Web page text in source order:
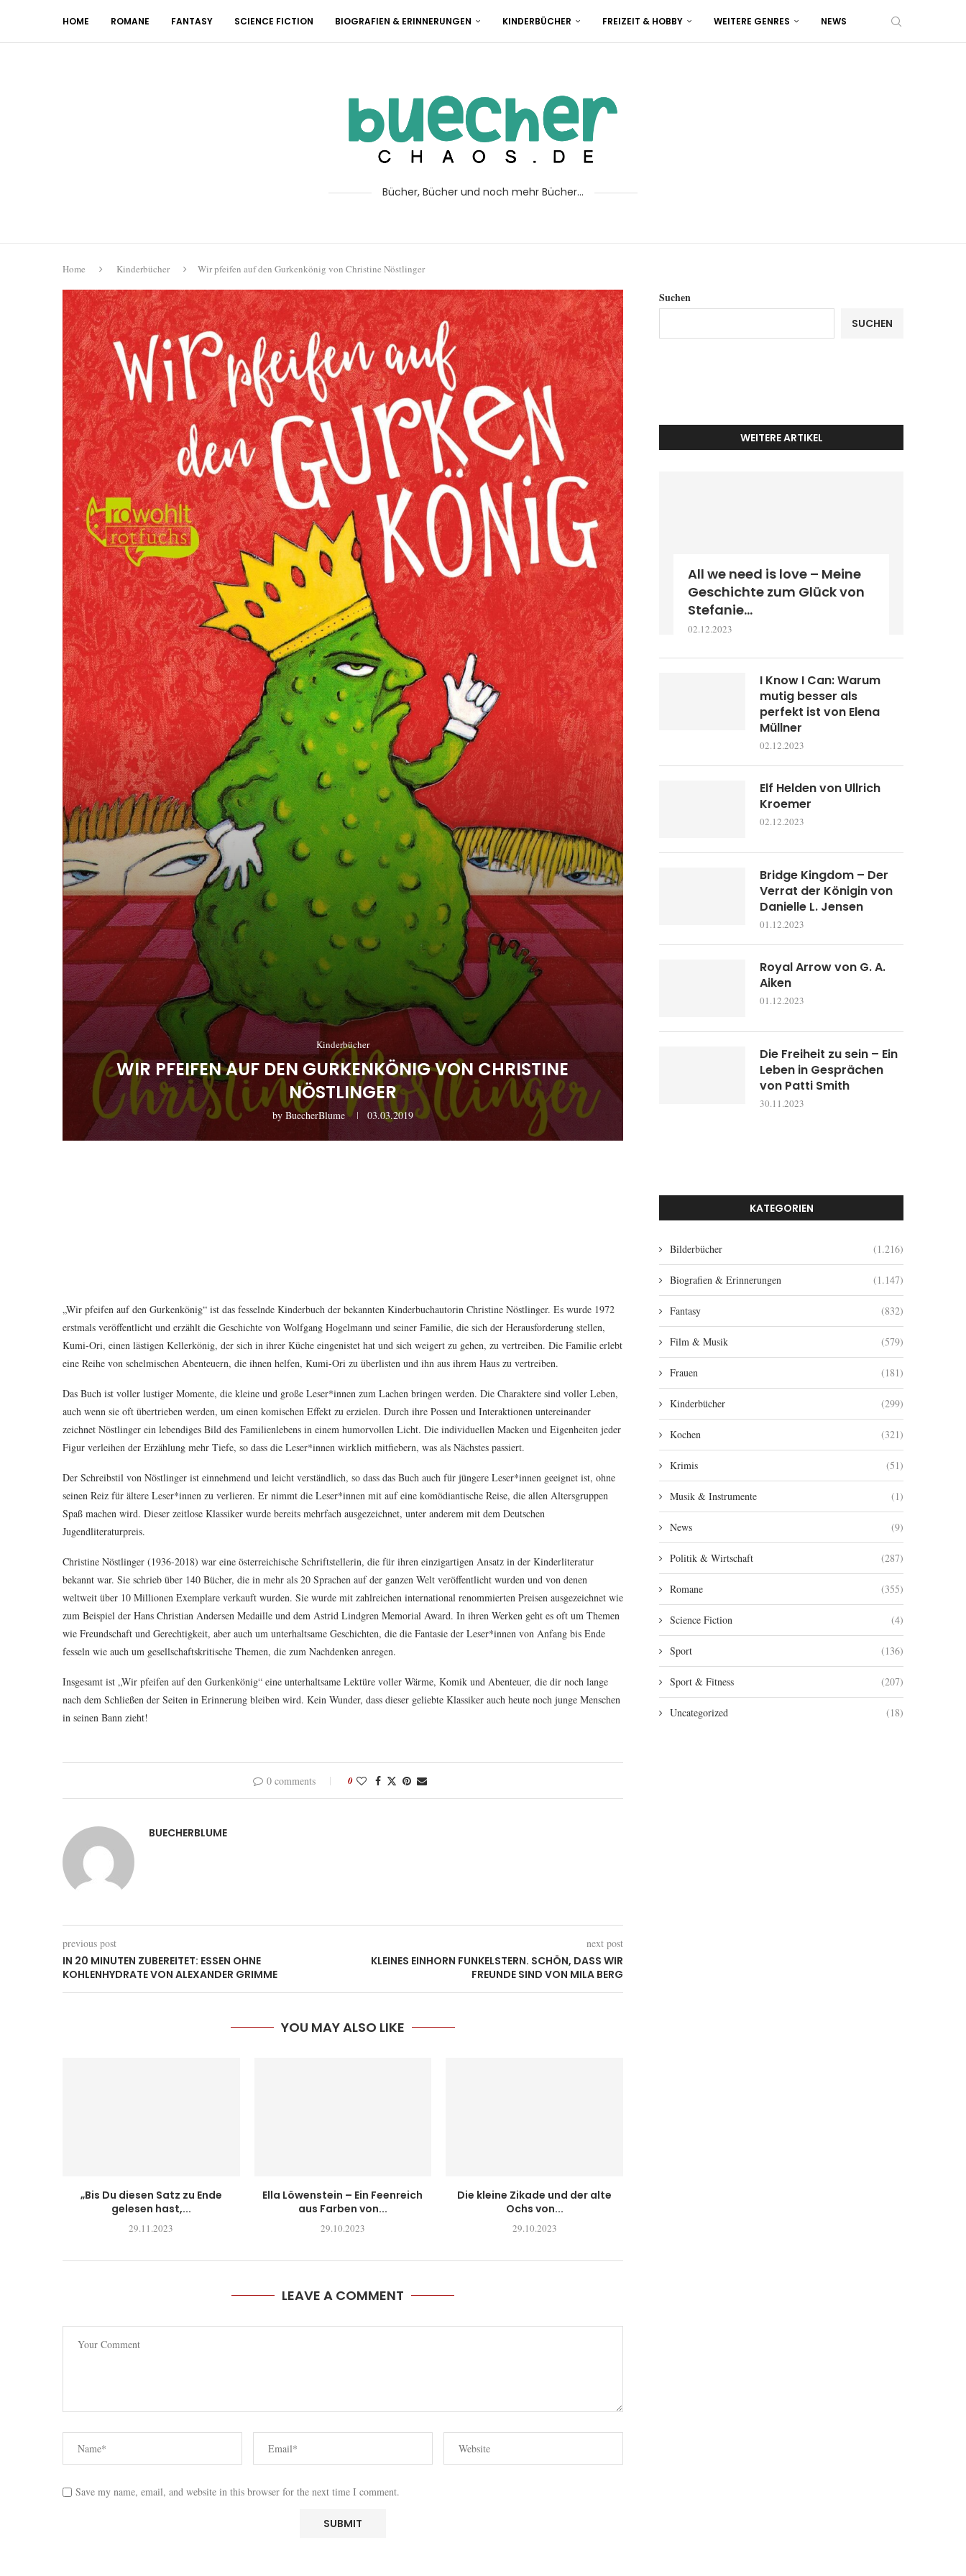
HOME ROMANE FANTASY SCIENCE FICTION BIOGRAFIEN & ERINNERUNGEN KINDERBÜCHER FREIZEIT & HOBBY WEITERE GENRES NEWS
Bücher, Bücher und noch mehr Bücher...
Home Kinderbücher Wir pfeifen auf den Gurkenkönig von Christine Nöstlinger
Kinderbücher
WIR PFEIFEN AUF DEN GURKENKÖNIG VON CHRISTINE
NÖSTLINGER
by BuecherBlume 03.03.2019
„Wir pfeifen auf den Gurkenkönig“ ist das fesselnde Kinderbuch der bekannten Kinderbuchautorin Christine Nöstlinger. Es wurde 1972
erstmals veröffentlicht und erzählt die Geschichte von Wolfgang Hogelmann und seiner Familie, die sich der Herausforderung stellen,
Kumi-Ori, einen lästigen Kellerkönig, der sich in ihrer Küche eingenistet hat und sich weigert zu gehen, zu vertreiben. Die Familie erlebt
eine Reihe von schelmischen Abenteuern, die ihnen helfen, Kumi-Ori zu überlisten und ihn aus ihrem Haus zu vertreiben.
Das Buch ist voller lustiger Momente, die kleine und große Leser*innen zum Lachen bringen werden. Die Charaktere sind voller Leben,
auch wenn sie oft übertrieben werden, um einen komischen Effekt zu erzielen. Durch ihre Possen und Interaktionen untereinander
zeichnet Nöstlinger ein lebendiges Bild des Familienlebens in einem humorvollen Licht. Die individuellen Macken und Eigenheiten jeder
Figur verleihen der Erzählung mehr Tiefe, so dass die Leser*innen wirklich mitfiebern, was als Nächstes passiert.
Der Schreibstil von Nöstlinger ist einnehmend und leicht verständlich, so dass das Buch auch für jüngere Leser*innen geeignet ist, ohne
seinen Reiz für ältere Leser*innen zu verlieren. Er nimmt die Leser*innen mit auf eine komödiantische Reise, die allen Altersgruppen
Spaß machen wird. Dieser zeitlose Klassiker wurde bereits mehrfach ausgezeichnet, unter anderem mit dem Deutschen
Jugendliteraturpreis.
Christine Nöstlinger (1936-2018) war eine österreichische Schriftstellerin, die für ihren einzigartigen Ansatz in der Kinderliteratur
bekannt war. Sie schrieb über 140 Bücher, die in mehr als 20 Sprachen auf der ganzen Welt veröffentlicht wurden und von denen
weltweit über 10 Millionen Exemplare verkauft wurden. Sie wurde mit zahlreichen international renommierten Preisen ausgezeichnet wie
zum Beispiel der Hans Christian Andersen Medaille und dem Astrid Lindgren Memorial Award. In ihren Werken geht es oft um Themen
wie Freundschaft und Gerechtigkeit, aber auch um unterhaltsame Geschichten, die die Fantasie der Leser*innen von Anfang bis Ende
fesseln wie auch um gesellschaftskritische Themen, die zum Nachdenken anregen.
Insgesamt ist „Wir pfeifen auf den Gurkenkönig“ eine unterhaltsame Lektüre voller Wärme, Komik und Abenteuer, die dir noch lange
nach dem Schließen der Seiten in Erinnerung bleiben wird. Kein Wunder, dass dieser geliebte Klassiker auch heute noch junge Menschen
in seinen Bann zieht!
0 comments 0
BUECHERBLUME
previous post
IN 20 MINUTEN ZUBEREITET: ESSEN OHNE
KOHLENHYDRATE VON ALEXANDER GRIMME
next post
KLEINES EINHORN FUNKELSTERN. SCHÖN, DASS WIR
FREUNDE SIND VON MILA BERG
YOU MAY ALSO LIKE
„Bis Du diesen Satz zu Ende
gelesen hast,...
29.11.2023
Ella Löwenstein – Ein Feenreich
aus Farben von...
29.10.2023
Die kleine Zikade und der alte
Ochs von...
29.10.2023
LEAVE A COMMENT
Save my name, email, and website in this browser for the next time I comment.
Suchen
SUCHEN
WEITERE ARTIKEL
All we need is love – Meine
Geschichte zum Glück von
Stefanie...
02.12.2023
I Know I Can: Warum
mutig besser als
perfekt ist von Elena
Müllner
02.12.2023
Elf Helden von Ullrich
Kroemer
02.12.2023
Bridge Kingdom – Der
Verrat der Königin von
Danielle L. Jensen
01.12.2023
Royal Arrow von G. A.
Aiken
01.12.2023
Die Freiheit zu sein – Ein
Leben in Gesprächen
von Patti Smith
30.11.2023
KATEGORIEN
Bilderbücher (1.216)
Biografien & Erinnerungen (1.147)
Fantasy (832)
Film & Musik (579)
Frauen (181)
Kinderbücher (299)
Kochen (321)
Krimis (51)
Musik & Instrumente (1)
News (9)
Politik & Wirtschaft (287)
Romane (355)
Science Fiction (4)
Sport (136)
Sport & Fitness (207)
Uncategorized (18)